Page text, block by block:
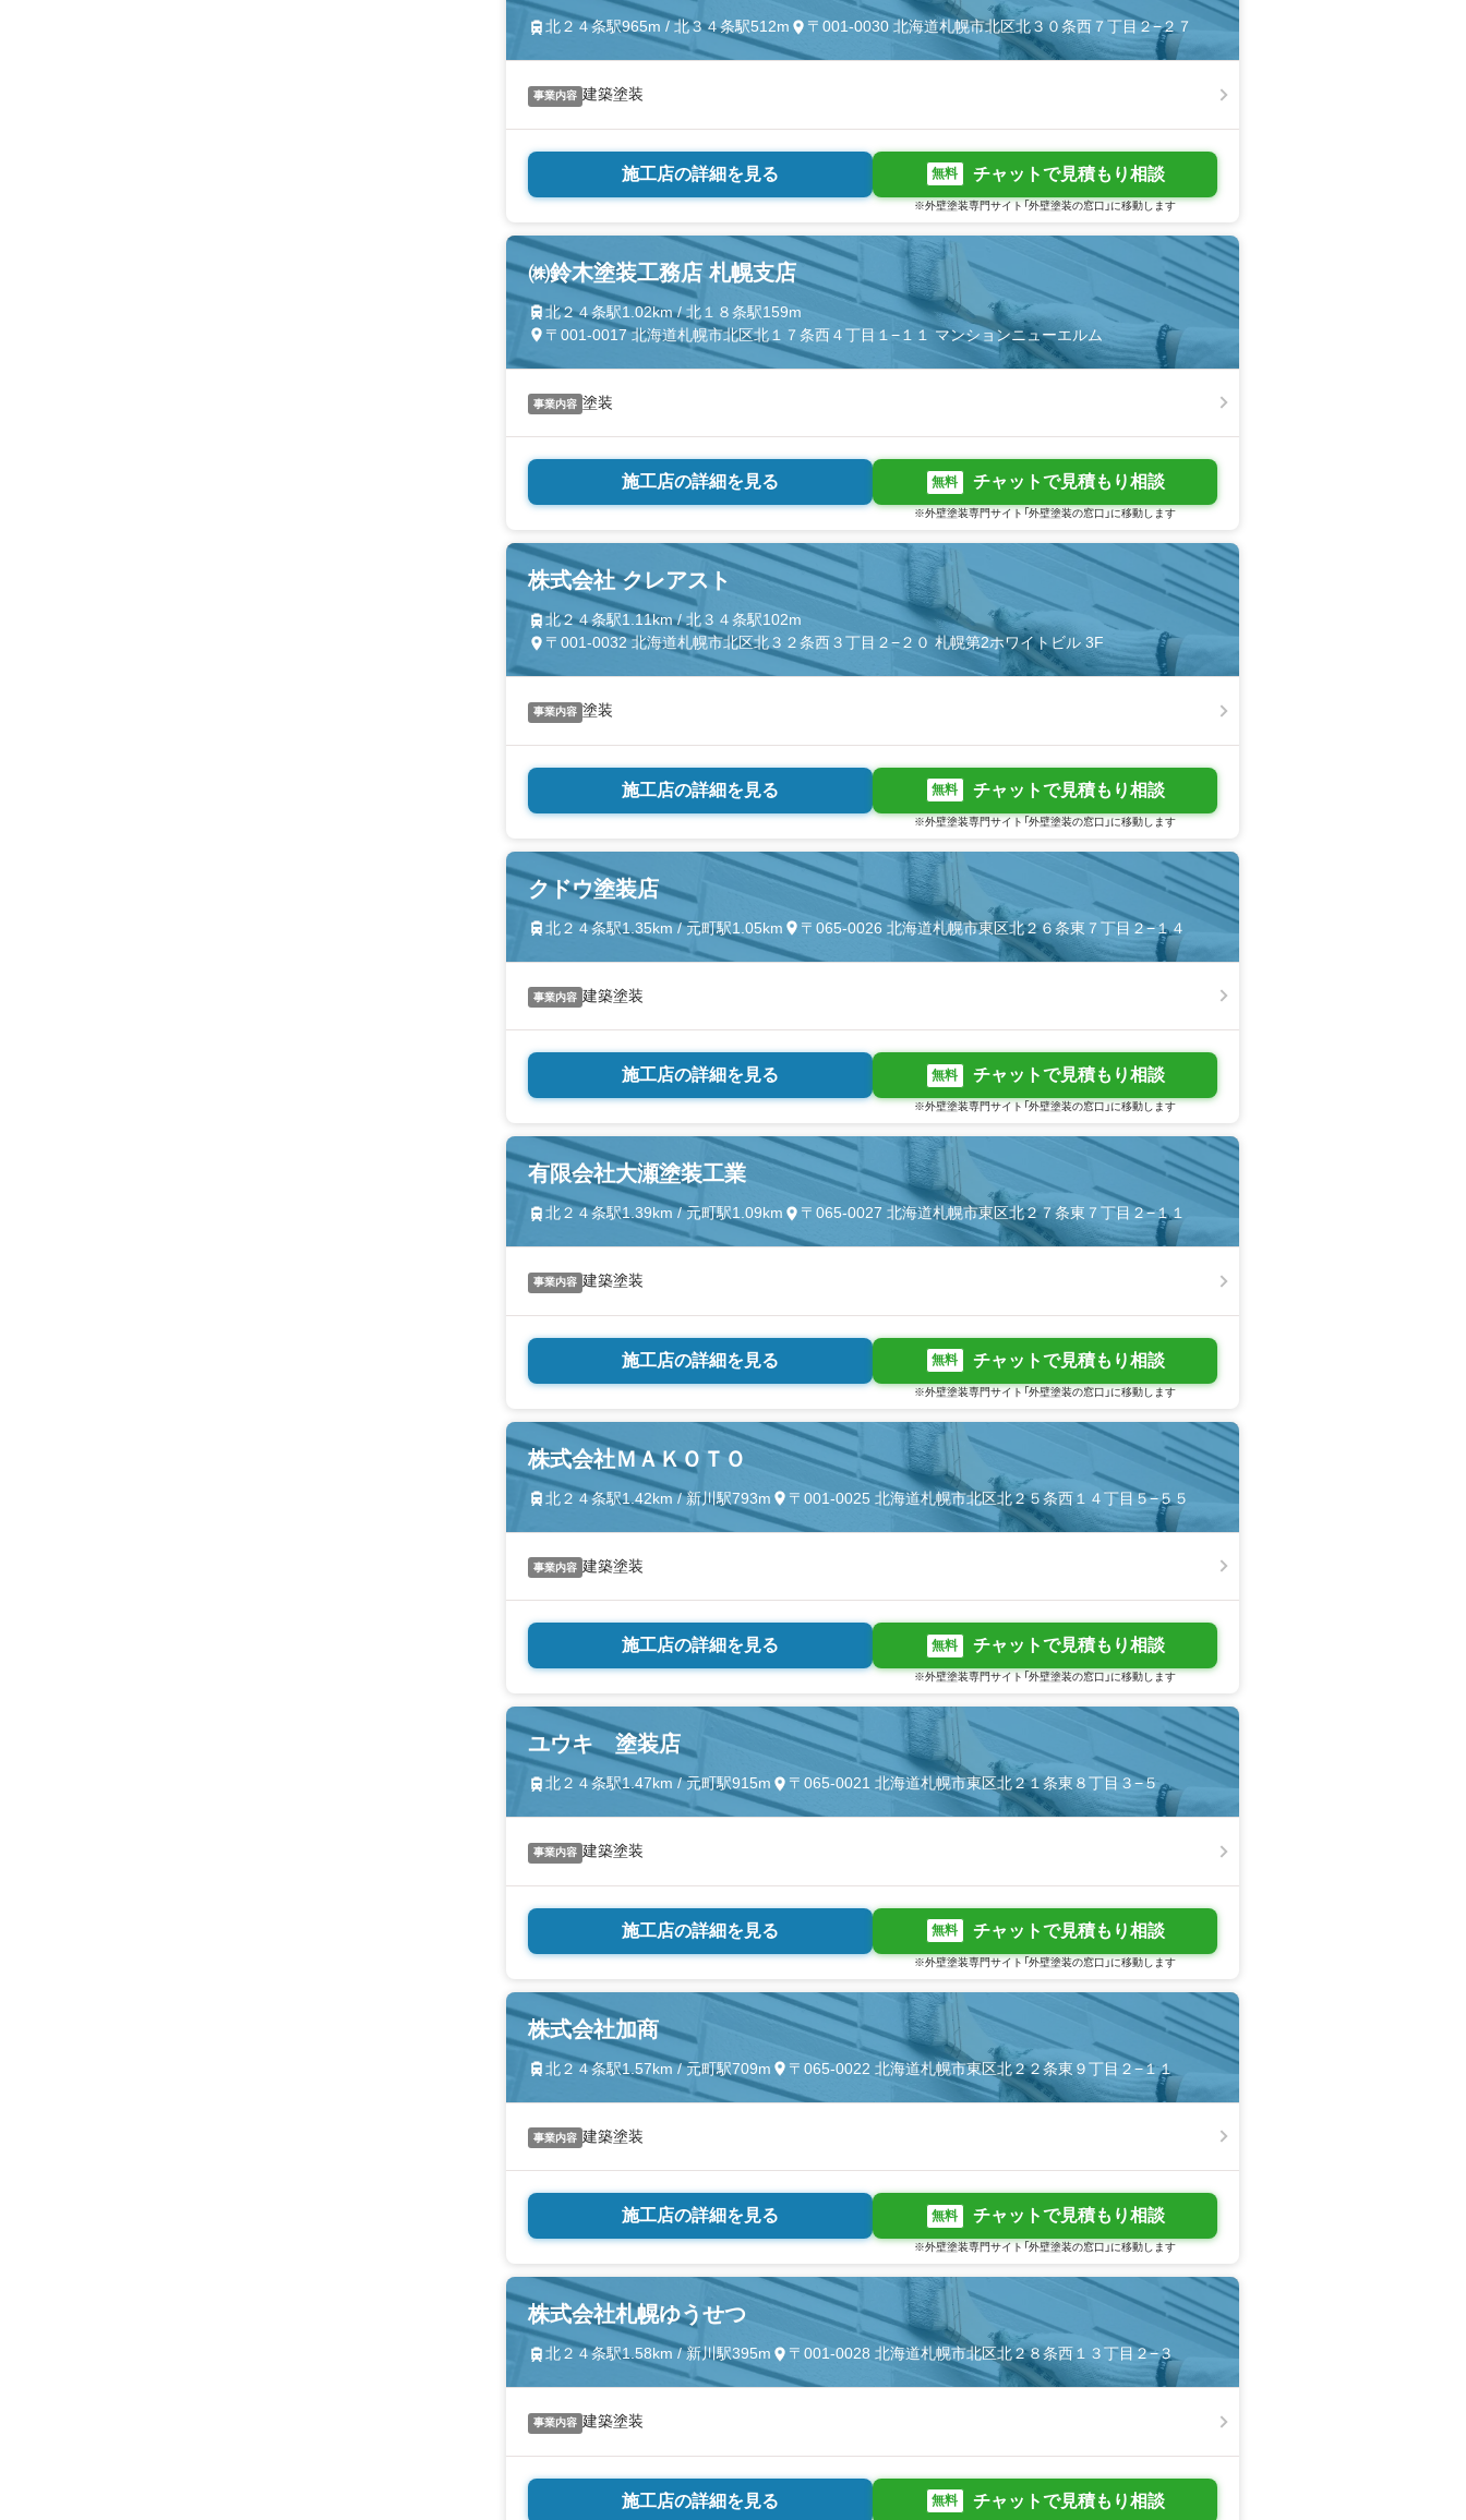
北２４条駅965m / 北３４条駅512m 〒001-0030 北海道札幌市北区北３０条西７丁目２−２７
事業内容 建築塗装
施工店の詳細を見る 無料 チャットで見積もり相談
※外壁塗装専門サイト「外壁塗装の窓口」に移動します
㈱鈴木塗装工務店 札幌支店
北２４条駅1.02km / 北１８条駅159m
〒001-0017 北海道札幌市北区北１７条西４丁目１−１１ マンションニューエルム
事業内容 塗装
施工店の詳細を見る 無料 チャットで見積もり相談
※外壁塗装専門サイト「外壁塗装の窓口」に移動します
株式会社 クレアスト
北２４条駅1.11km / 北３４条駅102m
〒001-0032 北海道札幌市北区北３２条西３丁目２−２０ 札幌第2ホワイトビル 3F
事業内容 塗装
施工店の詳細を見る 無料 チャットで見積もり相談
※外壁塗装専門サイト「外壁塗装の窓口」に移動します
クドウ塗装店
北２４条駅1.35km / 元町駅1.05km 〒065-0026 北海道札幌市東区北２６条東７丁目２−１４
事業内容 建築塗装
施工店の詳細を見る 無料 チャットで見積もり相談
※外壁塗装専門サイト「外壁塗装の窓口」に移動します
有限会社大瀬塗装工業
北２４条駅1.39km / 元町駅1.09km 〒065-0027 北海道札幌市東区北２７条東７丁目２−１１
事業内容 建築塗装
施工店の詳細を見る 無料 チャットで見積もり相談
※外壁塗装専門サイト「外壁塗装の窓口」に移動します
株式会社ＭＡＫＯＴＯ
北２４条駅1.42km / 新川駅793m 〒001-0025 北海道札幌市北区北２５条西１４丁目５−５５
事業内容 建築塗装
施工店の詳細を見る 無料 チャットで見積もり相談
※外壁塗装専門サイト「外壁塗装の窓口」に移動します
ユウキ 塗装店
北２４条駅1.47km / 元町駅915m 〒065-0021 北海道札幌市東区北２１条東８丁目３−５
事業内容 建築塗装
施工店の詳細を見る 無料 チャットで見積もり相談
※外壁塗装専門サイト「外壁塗装の窓口」に移動します
株式会社加商
北２４条駅1.57km / 元町駅709m 〒065-0022 北海道札幌市東区北２２条東９丁目２−１１
事業内容 建築塗装
施工店の詳細を見る 無料 チャットで見積もり相談
※外壁塗装専門サイト「外壁塗装の窓口」に移動します
株式会社札幌ゆうせつ
北２４条駅1.58km / 新川駅395m 〒001-0028 北海道札幌市北区北２８条西１３丁目２−３
事業内容 建築塗装
施工店の詳細を見る 無料 チャットで見積もり相談